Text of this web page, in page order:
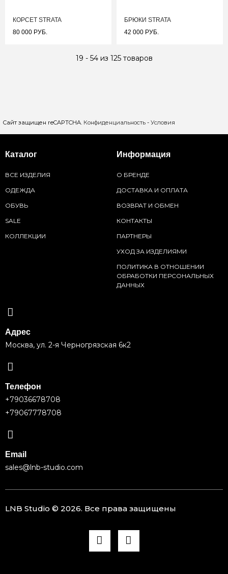
КОРСЕТ STRATA
80 000 РУБ.
БРЮКИ STRATA
42 000 РУБ.
19 - 54 из 125 товаров
Сайт защищен reCAPTCHA. Конфиденциальность - Условия
Каталог
ВСЕ ИЗДЕЛИЯ
ОДЕЖДА
ОБУВЬ
SALE
КОЛЛЕКЦИИ
Информация
О БРЕНДЕ
ДОСТАВКА И ОПЛАТА
ВОЗВРАТ И ОБМЕН
КОНТАКТЫ
ПАРТНЕРЫ
УХОД ЗА ИЗДЕЛИЯМИ
ПОЛИТИКА В ОТНОШЕНИИ
ОБРАБОТКИ ПЕРСОНАЛЬНЫХ
ДАННЫХ
Адрес
Москва, ул. 2-я Черногрязская 6к2
Телефон
+79036678708
+79067778708
Email
sales@lnb-studio.com
LNB Studio © 2026. Все права защищены